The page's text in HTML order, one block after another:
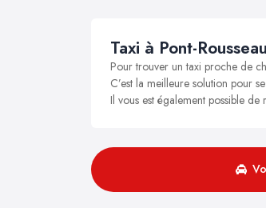
Taxi à Pont-Rousseau
Pour trouver un taxi proche de
C’est la meilleure solution pour
Il vous est également possible